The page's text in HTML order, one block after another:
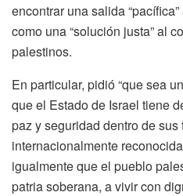
encontrar una salida
como una “solución justa” al
palestinos.
En particular, pidió “que sea
que el Estado de Israel tiene
paz y seguridad dentro de sus
internacionalmente
igualmente que el pueblo
patria soberana, a vivir con